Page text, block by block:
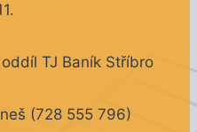
TJ Baník Stříbro
(728 555 796)